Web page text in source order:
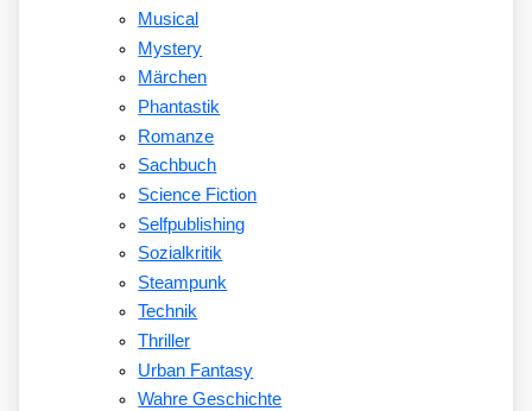
Musical
Mystery
Märchen
Phantastik
Romanze
Sachbuch
Science Fiction
Selfpublishing
Sozialkritik
Steampunk
Technik
Thriller
Urban Fantasy
Wahre Geschichte